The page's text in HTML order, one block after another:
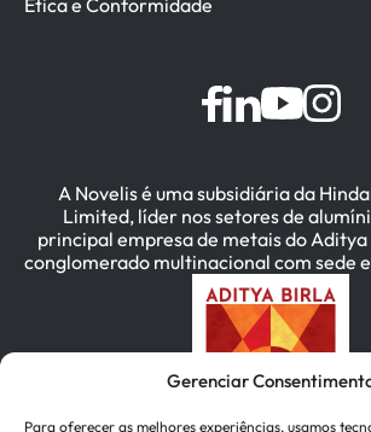
Gerenciar
Para oferecer as melhores experiências, usamos
Ética e Conformidade
A Novelis é uma subsidiária da
Limited, líder nos setores de
principal empresa de metais do Aditya
conglomerado multinacional com sede